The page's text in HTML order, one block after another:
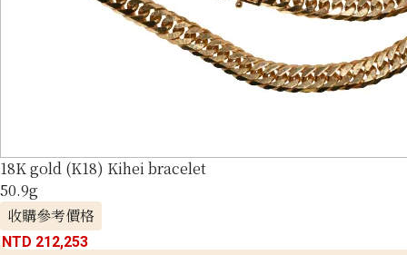
18K gold (K18) Kihei bracelet
50.9g
收購參考價格
NTD 212,253